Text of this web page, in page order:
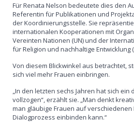
Für Renata Nelson bedeutete dies den
Referentin für Publikationen und
der Koordinierungsstelle. Sie
internationalen Kooperationen mit
Vereinten Nationen (UN) und der
für Religion und nachhaltige Entwicklung
Von diesem Blickwinkel aus betrachtet,
sich viel mehr Frauen einbringen.
„In den letzten sechs Jahren hat sich ein
vollzogen“, erzählt sie. „Man denkt
man gläubige Frauen auf verschiedenen
Dialogprozess einbinden kann.“